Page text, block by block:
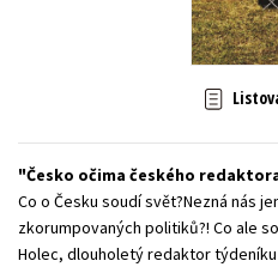
Zahraniční
Česko očima českého
Co o Česku soudí svět?Nezná nás
zkorumpovaných politiků?! Co ale
Holec, dlouholetý redaktor